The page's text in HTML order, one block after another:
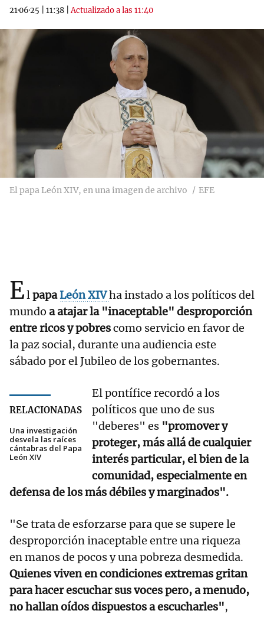
21·06·25
11:38 |Actualizado a las 11:40
El papa León XIV, en una imagen de archivo EFE
ElpapaLeón XIVha instado a los políticos del
mundo a atajar la "inaceptable" desproporción
entre ricos y pobrescomo servicio en favor de
la paz social, durante una audiencia este
sábado por el Jubileo de los gobernantes.
RELACIONADAS
Una investigación
desvela las raíces
cántabras del Papa
León XIV
El pontífice recordó a los
políticos que uno de sus
"deberes" es "promover y
proteger, más allá de cualquier
interés particular, el bien de la
comunidad, especialmente en
defensa de los más débiles y marginados".
"Se trata de esforzarse para que se supere le
desproporción inaceptable entre una riqueza
en manos de pocos y una pobreza desmedida.
Quienes viven en condiciones extremas gritan
para hacer escuchar sus voces pero, a menudo,
no hallan oídos dispuestos a escucharles",